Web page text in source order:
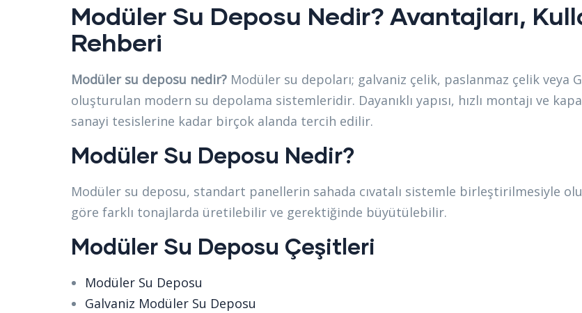
Modüler Su Deposu Nedir? Avantajları,
Rehberi
Modüler su deposu nedir? Modüler su depoları; galvaniz çelik, paslanmaz çelik veya
oluşturulan modern su depolama sistemleridir. Dayanıklı yapısı, hızlı montajı ve
sanayi tesislerine kadar birçok alanda tercih edilir.
Modüler Su Deposu Nedir?
Modüler su deposu, standart panellerin sahada cıvatalı sistemle birleştirilmesiyle
göre farklı tonajlarda üretilebilir ve gerektiğinde büyütülebilir.
Modüler Su Deposu Çeşitleri
Modüler Su Deposu
Galvaniz Modüler Su Deposu